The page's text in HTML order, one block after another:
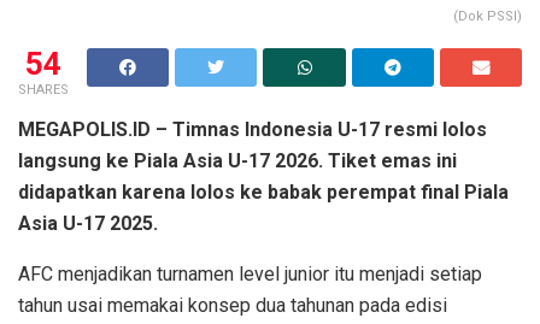
(Dok PSSI)
54
SHARES
MEGAPOLIS.ID – Timnas Indonesia U-17 resmi lolos
langsung ke Piala Asia U-17 2026. Tiket emas ini
didapatkan karena lolos ke babak perempat final Piala
Asia U-17 2025.
AFC menjadikan turnamen level junior itu menjadi setiap
tahun usai memakai konsep dua tahunan pada edisi